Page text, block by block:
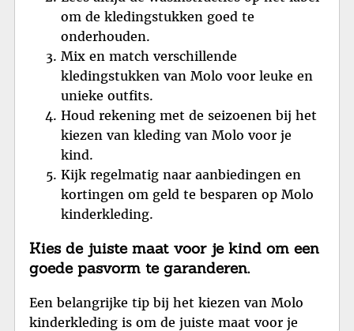
om de kledingstukken goed te
onderhouden.
Mix en match verschillende
kledingstukken van Molo voor leuke en
unieke outfits.
Houd rekening met de seizoenen bij het
kiezen van kleding van Molo voor je
kind.
Kijk regelmatig naar aanbiedingen en
kortingen om geld te besparen op Molo
kinderkleding.
Kies de juiste maat voor je kind om een
goede pasvorm te garanderen.
Een belangrijke tip bij het kiezen van Molo
kinderkleding is om de juiste maat voor je